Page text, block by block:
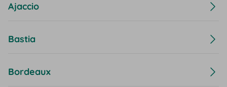
Ajaccio
Bastia
Bordeaux